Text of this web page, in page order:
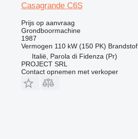
Casagrande C6S
Prijs op aanvraag
Grondboormachine
1987
Vermogen 110 kW (150 PK) Brandstof
Italië, Parola di Fidenza (Pr)
PROJECT SRL
Contact opnemen met verkoper